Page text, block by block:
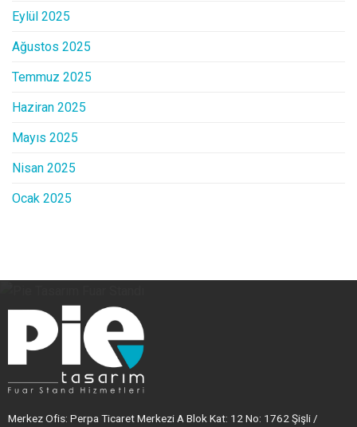
Eylül 2025
Ağustos 2025
Temmuz 2025
Haziran 2025
Mayıs 2025
Nisan 2025
Ocak 2025
Merkez Ofis: Perpa Ticaret Merkezi A Blok Kat: 12 No: 1762 Şişli /